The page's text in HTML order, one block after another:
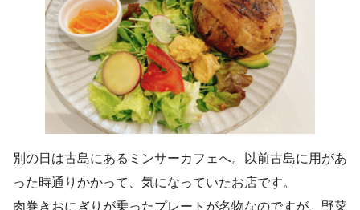
別の日は古島にあるミンサーカフェへ。以前古島に用があ
った時通りかかって、気になっていたお店です。
肉巻きおにぎりが乗ったプレートが名物なのですが、野菜